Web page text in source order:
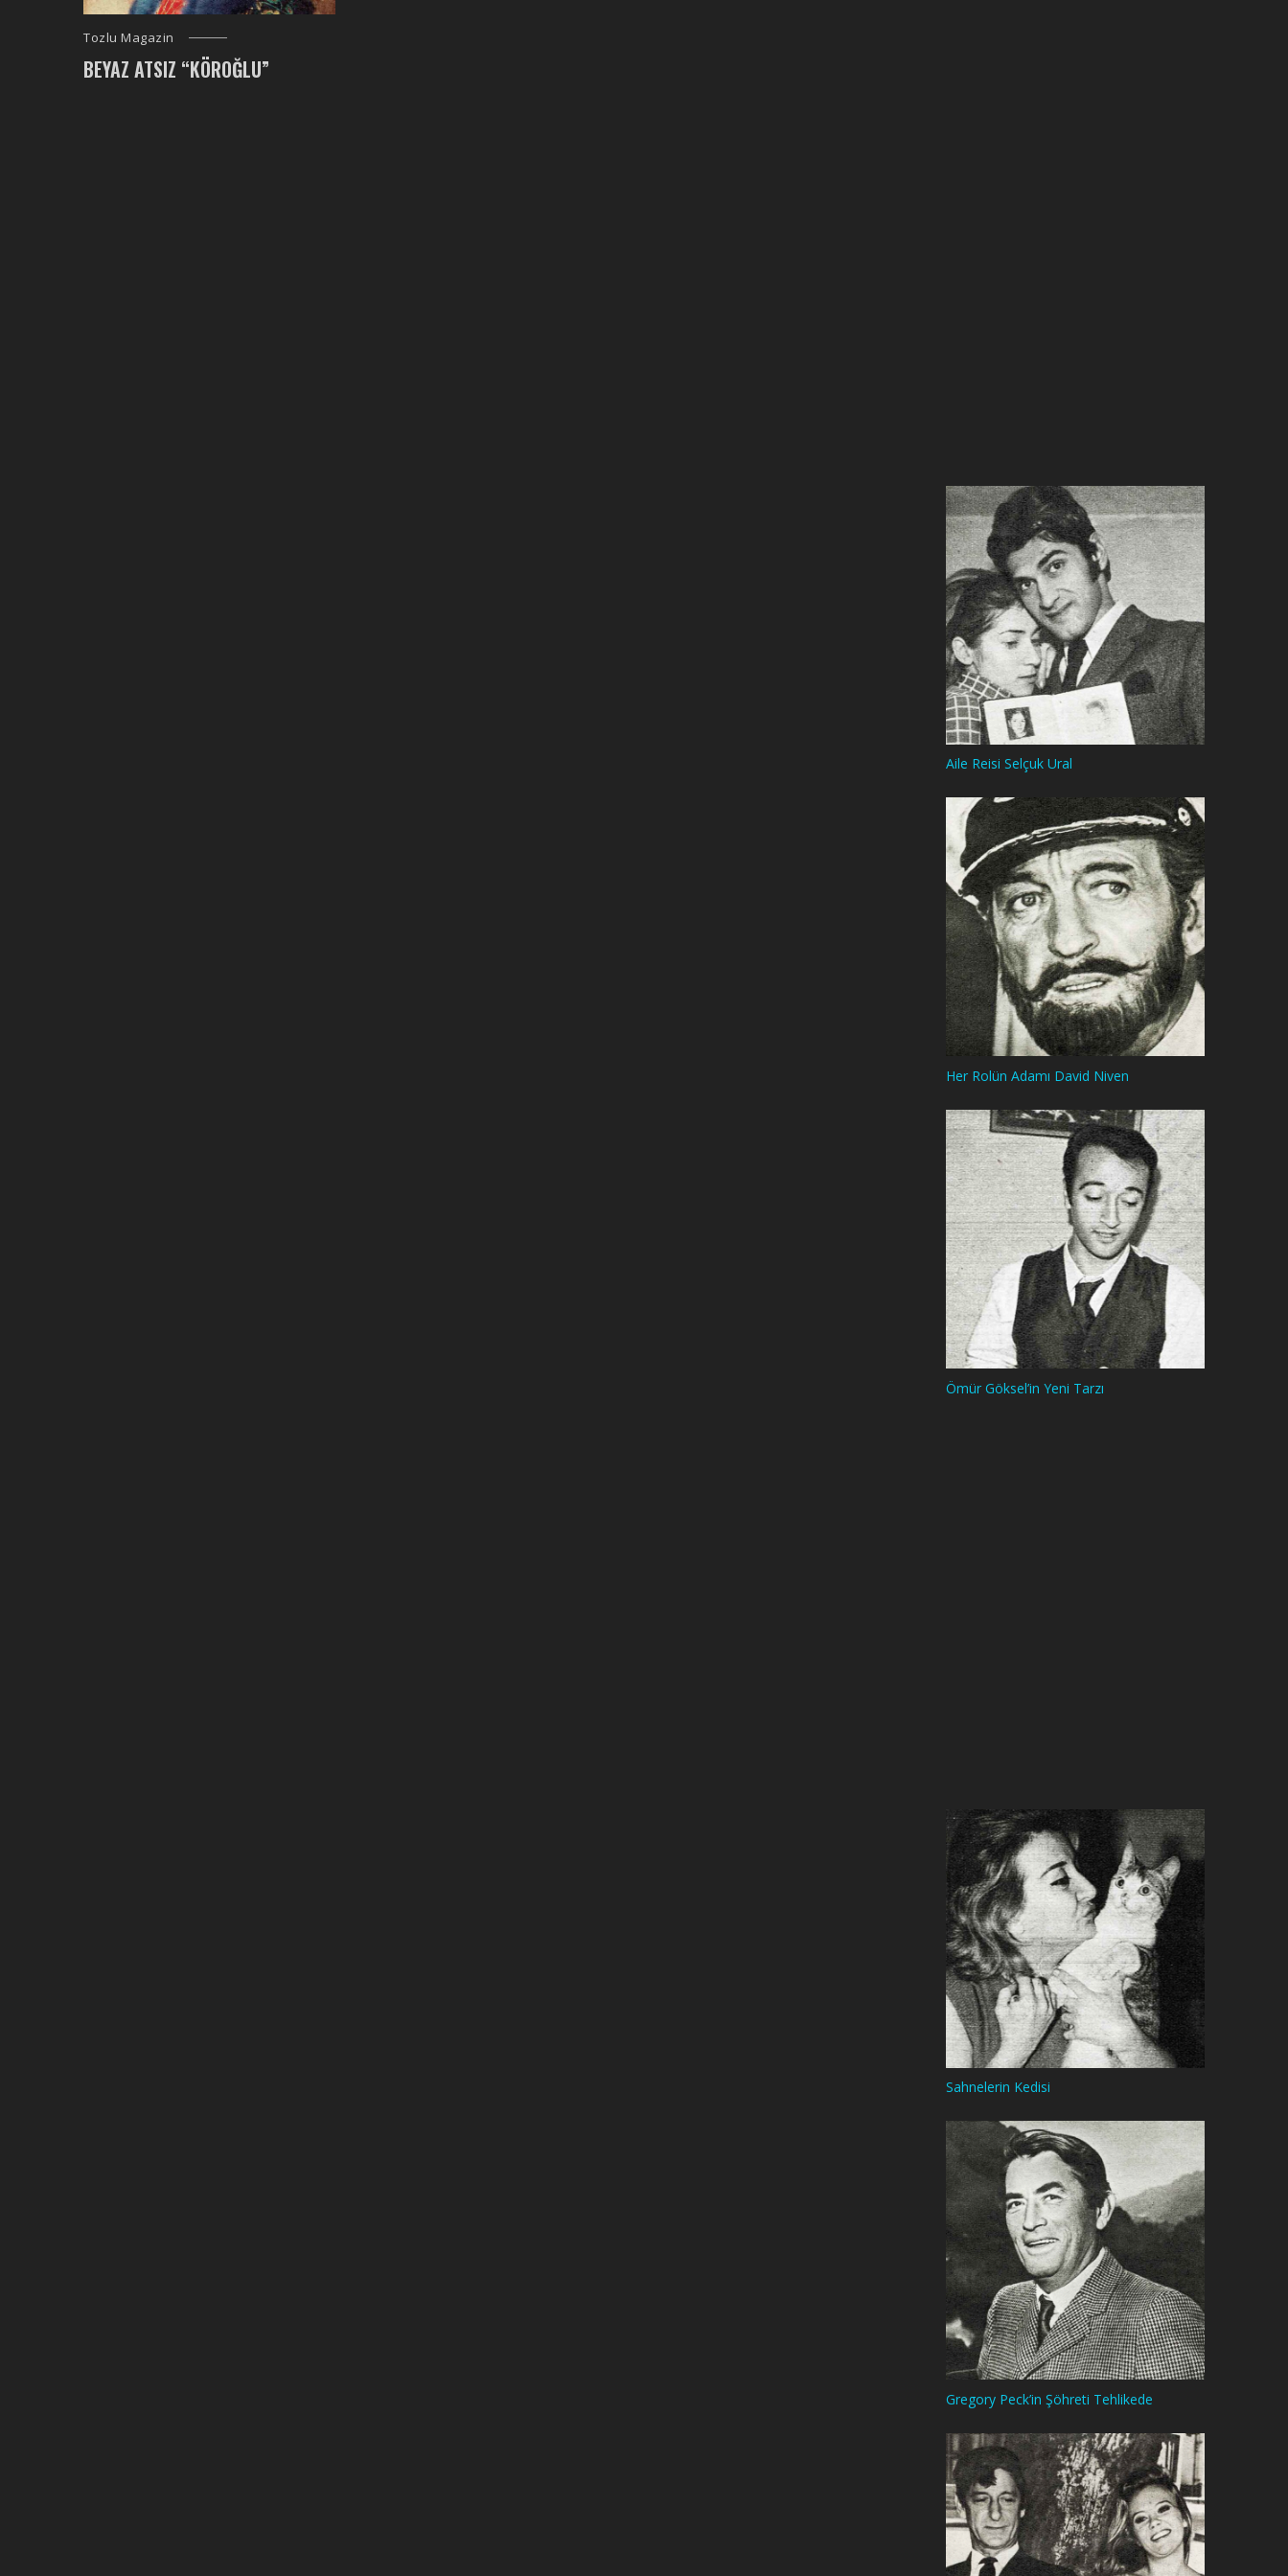
Tozlu Magazin
BEYAZ ATSIZ “KÖROĞLU”
Aile Reisi Selçuk Ural
Her Rolün Adamı David Niven
Ömür Göksel’in Yeni Tarzı
Sahnelerin Kedisi
Gregory Peck’in Şöhreti Tehlikede